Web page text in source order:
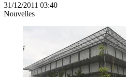
31/12/2011 03:40
Nouvelles